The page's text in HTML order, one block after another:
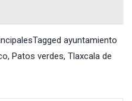
Tagged ayuntamiento
, Patos verdes, Tlaxcala de